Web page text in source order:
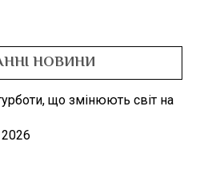
НОВИНИ
що змінюють світ на